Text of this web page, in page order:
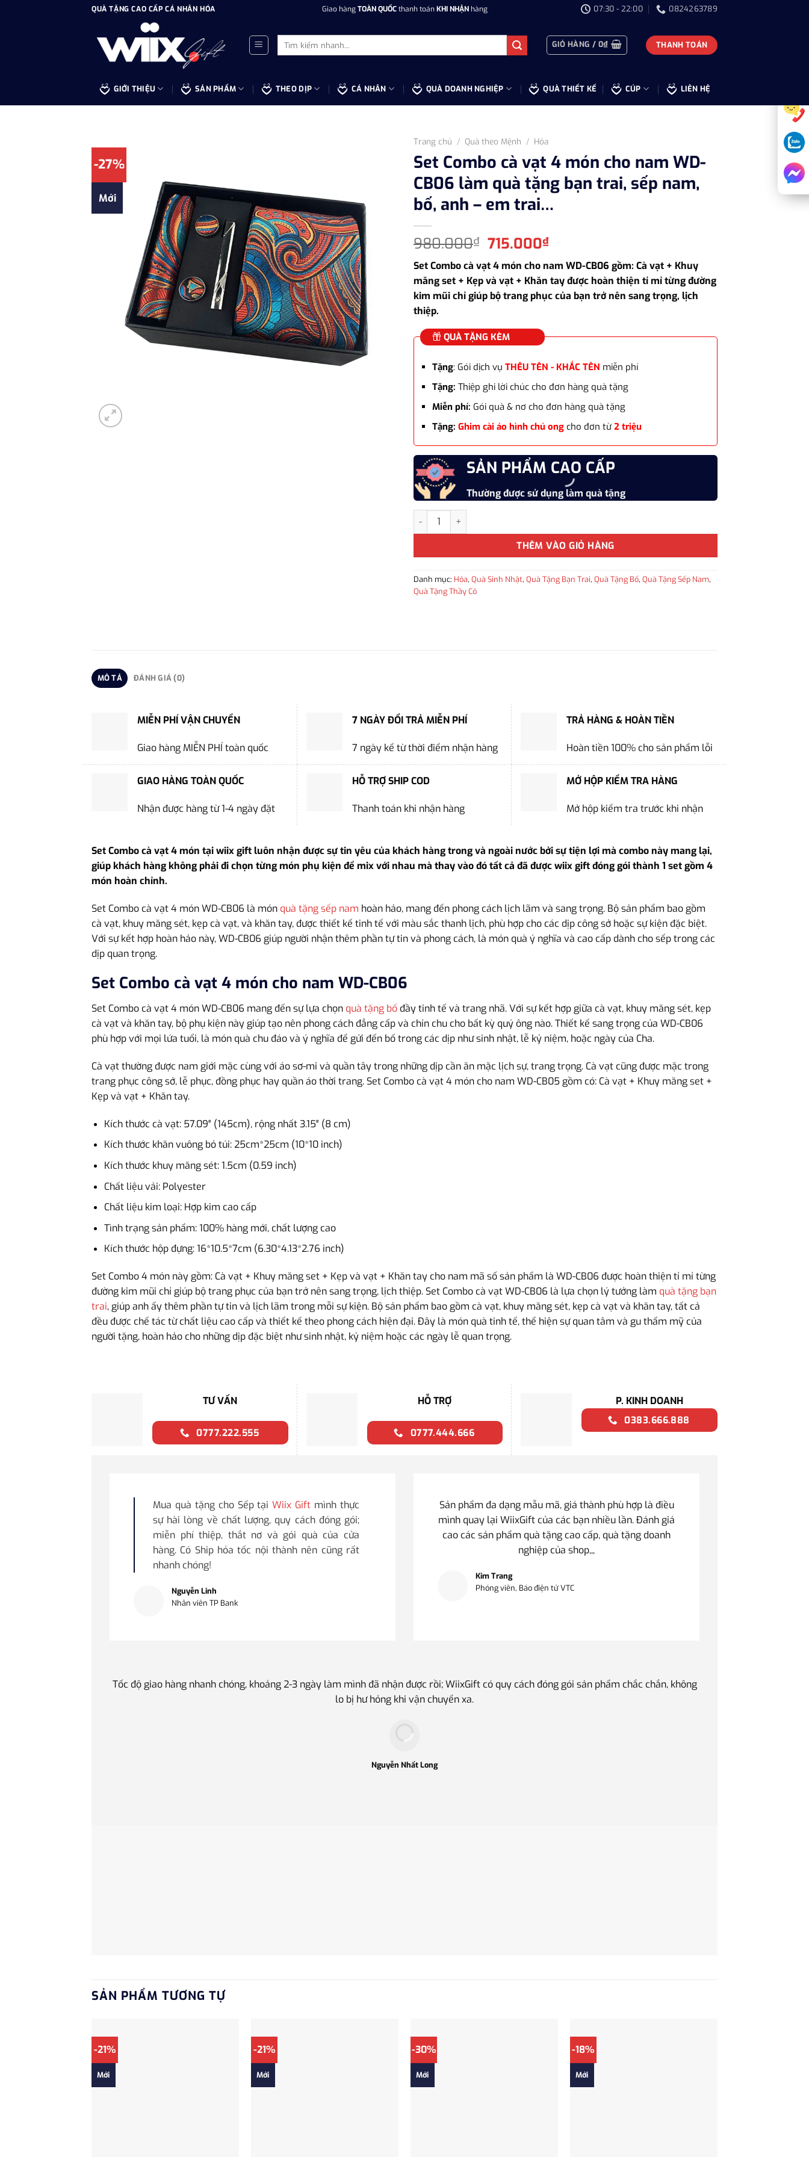
QUÀ TẶNG CAO CẤP CÁ NHÂN HÓA Giao hàngTOÀN QUỐCthanh toánKHI NHẬNhàng 07:30 - 22:00 0824263789
Tìm
kiếm:
GIỎ HÀNG / 0₫ THANH TOÁN
GIỚI THIỆU SẢN PHẨM THEO DỊP CÁ NHÂN QUÀ DOANH NGHIỆP QUÀ THIẾT KẾ CÚP LIÊN HỆ
-27%
Mới
Trang chủ / Quà theo Mệnh / Hỏa
Set Combo cà vạt 4 món cho nam WD-
CB06 làm quà tặng bạn trai, sếp nam,
bố, anh – em trai…
980.000₫ Giá
gốc
là:
980.000₫.
715.000₫Giá
hiện
tại
là:
715.000₫.
Set Combo cà vạt 4 món cho nam WD-CB06 gồm: Cà vạt + Khuy
măng set + Kẹp và vạt + Khăn tay được hoàn thiện tỉ mỉ từng đường
kim mũi chỉ giúp bộ trang phục của bạn trở nên sang trọng, lịch
thiệp.
QUÀ TẶNG KÈM
Tặng: Gói dịch vụ THÊU TÊN - KHẮC TÊN miễn phí
Tặng: Thiệp ghi lời chúc cho đơn hàng quà tặng
Miễn phí: Gói quà & nơ cho đơn hàng quà tặng
Tặng: Ghim cài áo hình chú ongcho đơn từ 2 triệu
SẢN PHẨM CAO CẤP
Thường được sử dụng làm quà tặng
Set Combo cà vạt 4 món cho nam WD-CB06 làm quà tặng bạn trai, sếp nam, bố, anh - em trai...
THÊM VÀO GIỎ HÀNG
Danh mục: Hỏa, Quà Sinh Nhật, Quà Tặng Bạn Trai, Quà Tặng Bố, Quà Tặng Sếp Nam,
Quà Tặng Thầy Cô
MÔ TẢ ĐÁNH GIÁ (0)
MIỄN PHÍ VẬN CHUYỂN
Giao hàng MIỄN PHÍ toàn quốc
7 NGÀY ĐỔI TRẢ MIỄN PHÍ
7 ngày kể từ thời điểm nhận hàng
TRẢ HÀNG & HOÀN TIỀN
Hoàn tiền 100% cho sản phẩm lỗi
GIAO HÀNG TOÀN QUỐC
Nhận được hàng từ 1-4 ngày đặt
HỖ TRỢ SHIP COD
Thanh toán khi nhận hàng
MỞ HỘP KIỂM TRA HÀNG
Mở hộp kiểm tra trước khi nhận
Set Combo cà vạt 4 món tại wiix gift luôn nhận được sự tin yêu của khách hàng trong và ngoài nước bởi sự tiện lợi mà combo này mang lại,
giúp khách hàng không phải đi chọn từng món phụ kiện để mix với nhau mà thay vào đó tất cả đã được wiix gift đóng gói thành 1 set gồm 4
món hoàn chỉnh.
Set Combo cà vạt 4 món WD-CB06 là món quà tặng sếp nam hoàn hảo, mang đến phong cách lịch lãm và sang trọng. Bộ sản phẩm bao gồm
cà vạt, khuy măng sét, kẹp cà vạt, và khăn tay, được thiết kế tinh tế với màu sắc thanh lịch, phù hợp cho các dịp công sở hoặc sự kiện đặc biệt.
Với sự kết hợp hoàn hảo này, WD-CB06 giúp người nhận thêm phần tự tin và phong cách, là món quà ý nghĩa và cao cấp dành cho sếp trong các
dịp quan trọng.
Set Combo cà vạt 4 món cho nam WD-CB06
Set Combo cà vạt 4 món WD-CB06 mang đến sự lựa chọn quà tặng bố đầy tinh tế và trang nhã. Với sự kết hợp giữa cà vạt, khuy măng sét, kẹp
cà vạt và khăn tay, bộ phụ kiện này giúp tạo nên phong cách đẳng cấp và chỉn chu cho bất kỳ quý ông nào. Thiết kế sang trọng của WD-CB06
phù hợp với mọi lứa tuổi, là món quà chu đáo và ý nghĩa để gửi đến bố trong các dịp như sinh nhật, lễ kỷ niệm, hoặc ngày của Cha.
Cà vạt thường được nam giới mặc cùng với áo sơ-mi và quần tây trong những dịp cần ăn mặc lịch sự, trang trọng. Cà vạt cũng được mặc trong
trang phục công sở, lễ phục, đồng phục hay quần áo thời trang. Set Combo cà vạt 4 món cho nam WD-CB05 gồm có: Cà vạt + Khuy măng set +
Kẹp và vạt + Khăn tay.
Kích thước cà vạt: 57.09″ (145cm), rộng nhất 3.15″ (8 cm)
Kích thước khăn vuông bỏ túi: 25cm*25cm (10*10 inch)
Kích thước khuy măng sét: 1.5cm (0.59 inch)
Chất liệu vải: Polyester
Chất liệu kim loại: Hợp kim cao cấp
Tình trạng sản phẩm: 100% hàng mới, chất lượng cao
Kích thước hộp đựng: 16*10.5*7cm (6.30*4.13*2.76 inch)
Set Combo 4 món này gồm: Cà vạt + Khuy măng set + Kẹp và vạt + Khăn tay cho nam mã số sản phẩm là WD-CB06 được hoàn thiện tỉ mỉ từng
đường kim mũi chỉ giúp bộ trang phục của bạn trở nên sang trọng, lịch thiệp. Set Combo cà vạt WD-CB06 là lựa chọn lý tưởng làm quà tặng bạn
trai, giúp anh ấy thêm phần tự tin và lịch lãm trong mỗi sự kiện. Bộ sản phẩm bao gồm cà vạt, khuy măng sét, kẹp cà vạt và khăn tay, tất cả
đều được chế tác từ chất liệu cao cấp và thiết kế theo phong cách hiện đại. Đây là món quà tinh tế, thể hiện sự quan tâm và gu thẩm mỹ của
người tặng, hoàn hảo cho những dịp đặc biệt như sinh nhật, kỷ niệm hoặc các ngày lễ quan trọng.
TƯ VẤN
0777.222.555
HỖ TRỢ
0777.444.666
P. KINH DOANH
0383.666.888
Mua quà tặng cho Sếp tạiWiix Gift mình thực
sự hài lòng về chất lượng, quy cách đóng gói;
miễn phí thiệp, thắt nơ và gói quà của cửa
hàng. Có Ship hỏa tốc nội thành nên cũng rất
nhanh chóng!
Nguyễn Linh
Nhân viên TP Bank
Sản phẩm đa dạng mẫu mã, giá thành phù hợp là điều
mình quay lại WiixGift của các bạn nhiều lần. Đánh giá
cao các sản phẩm quà tặng cao cấp, quà tặng doanh
nghiệp của shop,,,
Kim Trang
Phóng viên, Báo điện tử VTC
Tốc độ giao hàng nhanh chóng, khoảng 2-3 ngày làm mình đã nhận được rồi; WiixGift có quy cách đóng gói sản phẩm chắc chắn, không
lo bị hư hỏng khi vận chuyển xa.
Nguyễn Nhất Long
SẢN PHẨM TƯƠNG TỰ
-21%
Mới
-21%
Mới
-30%
Mới
-18%
Mới